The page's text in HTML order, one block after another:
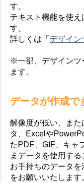
す。
テキスト機能を使
す。
詳しくは「 デザイン
※一部、デザインツ
ます。
データが作成で
解像度が低い、ま
タ、Excelや
たPDF、GIF、キャ
まデータを使用する
お手持ちのデータ
をお願いいたします